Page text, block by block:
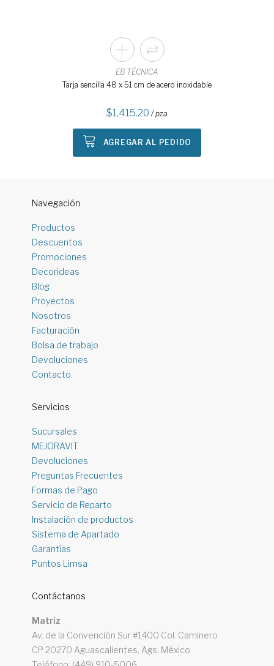
EB TÉCNICA
Tarja sencilla 48 x 51 cm de acero inoxidable
1,415.20 / pza
AGREGAR AL PEDIDO
Navegación
Productos
Descuentos
Promociones
Decorideas
Blog
Proyectos
Nosotros
Facturación
Bolsa de trabajo
Devoluciones
Contacto
Servicios
Sucursales
MEJORAVIT
Devoluciones
Preguntas Frecuentes
Formas de Pago
Servicio de Reparto
Instalación de productos
Sistema de Apartado
Garantías
Puntos Limsa
Contáctanos
Matriz
Av. de la Convención Sur #1400 Col. Caminero
CP 20270 Aguascalientes, Ags. México